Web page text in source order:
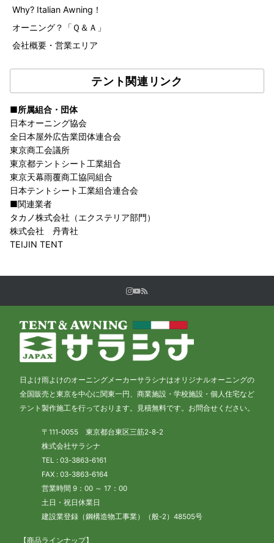
Why? Italian Awning！
オーニング？「Ｑ＆Ａ」
会社概要・営業エリア
テント関連リンク
■所属組合・団体
日本オーニング協会
全日本屋外広告業団体連合会
東京商工会議所
東京都テントシート工業組合
東京天幕雨覆商工協同組合
日本テントシート工業組合連合会
■関連業者
タカノ株式会社（エクステリア部門）
株式会社 丹青社
TEIJIN TENT
日よけ雨よけのオーニングメーカーサラシナはオリジナルオーニングの
全国販売と東京を中心に関東一円、商業施設・学校施設・個人住宅など
テント製作施工を行っております。見積無料です。お問合せください。
〒111-0055 東京都台東区三筋2-8-2
株式会社サラシナ
TEL : 03-3863-6161
FAX : 03-3863-6164
営業時間 9：00 ～ 17：00
土日・祝日休業日
建設業登録（鋼構造物工事業）（般-2）48505号
【商品ラインナップ】